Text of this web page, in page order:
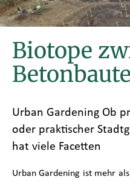
Biotope
Urban Gardening Ob
oder praktischer
hat viele Facetten
Urban Gardening ist mehr